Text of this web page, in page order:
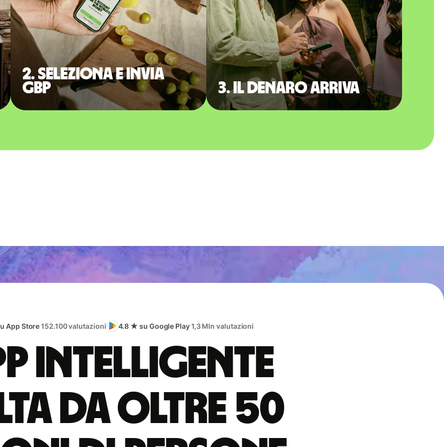
2. Seleziona e invia
GBP
3. Il denaro arriva
App Store152.100 valutazioni 4.8 ★ su Google Play1,3 Mln valutazioni
intelligente
da oltre 50